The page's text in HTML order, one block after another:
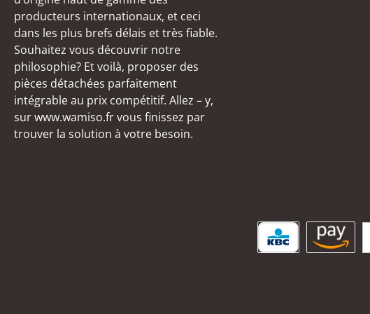
producteurs internationaux, et ceci
dans les plus brefs délais et très fiable.
Souhaitez vous découvrir notre
philosophie? Et voilà, proposer des
pièces détachées parfaitement
intégrable au prix compétitif. Allez – y,
sur www.wamiso.fr vous finissez par
trouver la solution à votre besoin.